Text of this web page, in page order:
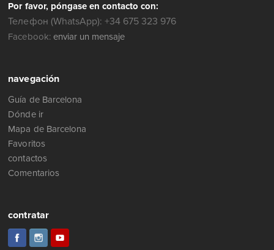
Por favor, póngase en contacto con:
Телефон (WhatsApp): +34 675 323 976
Facebook: enviar un mensaje
navegación
Guía de Barcelona
Dónde ir
Mapa de Barcelona
Favoritos
contactos
Comentarios
contratar